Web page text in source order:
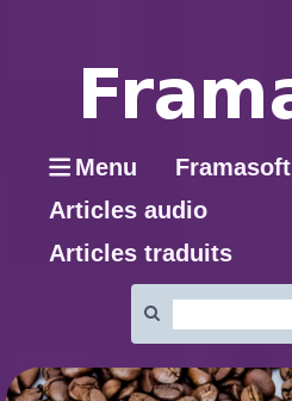
Menu
Framasoft
Articles audio
Articles traduits
: